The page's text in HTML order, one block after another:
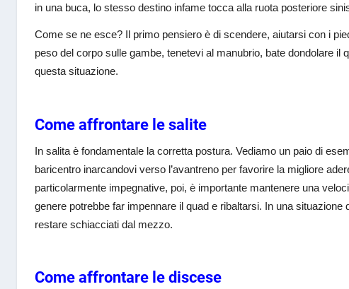
in una buca, lo stesso destino infame tocca alla ruota posteriore
Come se ne esce? Il primo pensiero è di scendere, aiutarsi con i
peso del corpo sulle gambe, tenetevi al manubrio, bate dondolare
questa situazione.
Come affrontare le salite
In salita è fondamentale la corretta postura. Vediamo un paio di
baricentro inarcandovi verso l’avantreno per favorire la migliore
particolarmente impegnative, poi, è importante mantenere una
genere potrebbe far impennare il quad e ribaltarsi. In una
restare schiacciati dal mezzo.
Come affrontare le discese